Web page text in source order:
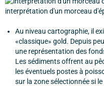
interprétation d'un morceau
Au niveau cartographie, il
«classique» gold. Depuis
une représentation des
Les sédiments offrent au
les éventuels postes à
sur la zone sélectionnée si